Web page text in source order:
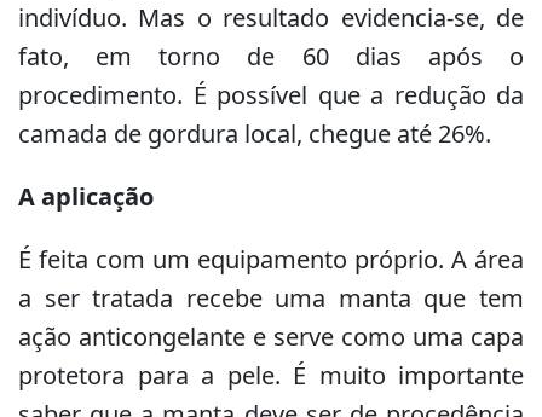
indivíduo. Mas o resultado evidencia-se, de
fato, em torno de 60 dias após o
procedimento. É possível que a redução da
camada de gordura local, chegue até 26%.
A aplicação
É feita com um equipamento próprio. A área
a ser tratada recebe uma manta que tem
ação anticongelante e serve como uma capa
protetora para a pele. É muito importante